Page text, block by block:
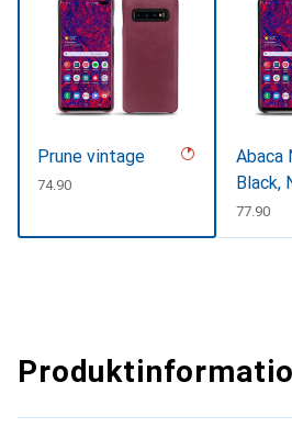
Prune vintage
CHF
74.90
Abaca
Black,
CHF
77.90